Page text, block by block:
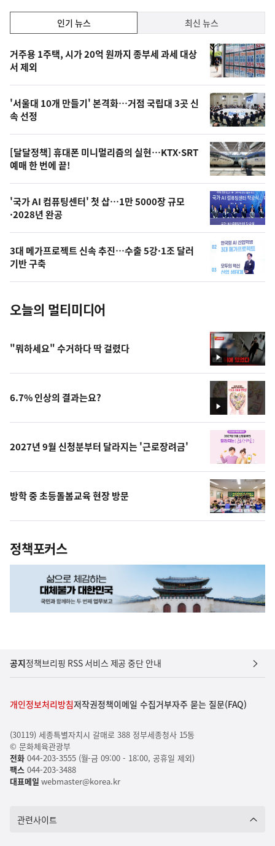
락
기,
최
신,
오
늘
의
영
상
오
늘
의
사
진
인기 뉴스 최신 뉴스
기
뉴
스
거주용 1주택, 시가 20억 원까지 종부세 과세 대상
서 제외
'서울대 10개 만들기' 본격화…거점 국립대 3곳 신
속 선정
[달달정책] 휴대폰 미니멀리즘의 실현…KTX·SRT
예매 한 번에 끝!
'국가 AI 컴퓨팅센터' 첫 삽…1만 5000장 규모
·2028년 완공
3대 메가프로젝트 신속 추진…수출 5강·1조 달러
기반 구축
오늘의 멀티미디어
영
상
"뭐하세요" 수거하다 딱 걸렸다
영
상
6.7% 인상의 결과는요?
2027년 9월 신청분부터 달라지는 '근로장려금'
방학 중 초등돌봄교육 현장 방문
정책포커스
공지정책브리핑 RSS 서비스 제공 중단 안내
개인정보처리방침저작권정책이메일 수집거부자주 묻는 질문(FAQ)
(30119) 세종특별자치시 갈매로 388 정부세종청사 15동
© 문화체육관광부
전화044-203-3555 (월-금 09:00 - 18:00, 공휴일 제외)
팩스044-203-3488
대표메일 webmaster@korea.kr
관련사이트